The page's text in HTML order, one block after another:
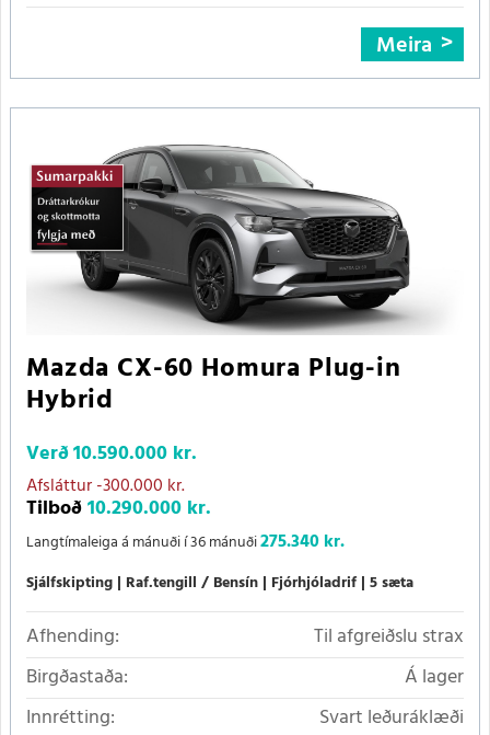
Meira
Mazda CX-60 Homura Plug-in
Hybrid
Verð10.590.000 kr.
Afsláttur-300.000 kr.
Tilboð10.290.000 kr.
Langtímaleiga á mánuði í 36 mánuði275.340 kr.
Sjálfskipting Raf.tengill / Bensín Fjórhjóladrif 5 sæta
Afhending:
Til afgreiðslu strax
Birgðastaða:
Á lager
Innrétting:
Svart leðuráklæði